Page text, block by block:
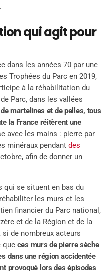
.
qui agit pour
dans les années 70 par une
Trophées du Parc en 2019,
à la réhabilitation du
Parc, dans les vallées
martelines et de pelles, tous
la France réitèrent une
avec les mains : pierre par
minéraux pendant des
afin de donner un
qui se situent en bas du
les murs et les
financier du Parc national,
et de la Région et de la
de nombreux acteurs
que ces murs de pierre sèche
dans une région accidentée
provoqué lors des épisodes